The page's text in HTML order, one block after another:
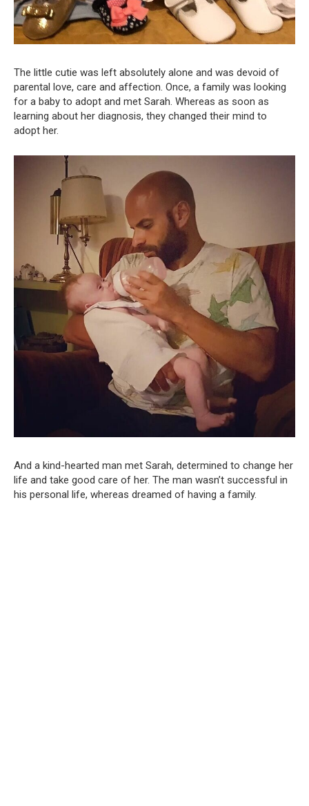
The little cutie was left absolutely alone and was devoid of
parental love, care and affection. Once, a family was looking
for a baby to adopt and met Sarah. Whereas as soon as
learning about her diagnosis, they changed their mind to
adopt her.
And a kind-hearted man met Sarah, determined to change her
life and take good care of her. The man wasn’t successful in
his personal life, whereas dreamed of having a family.